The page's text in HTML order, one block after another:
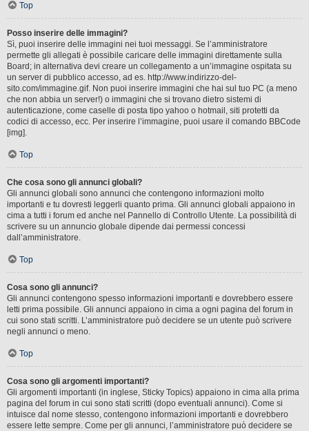
Top
Posso inserire delle immagini?
Sì, puoi inserire delle immagini nei tuoi messaggi. Se l’amministratore
permette gli allegati è possibile caricare delle immagini direttamente sulla
Board; in alternativa devi creare un collegamento a un’immagine ospitata su
un server di pubblico accesso, ad es. http://www.indirizzo-del-
sito.com/immagine.gif. Non puoi inserire immagini che hai sul tuo PC (a meno
che non abbia un server!) o immagini che si trovano dietro sistemi di
autenticazione, come caselle di posta tipo yahoo o hotmail, siti protetti da
codici di accesso, ecc. Per inserire l’immagine, puoi usare il comando BBCode
[img].
Top
Che cosa sono gli annunci globali?
Gli annunci globali sono annunci che contengono informazioni molto
importanti e tu dovresti leggerli quanto prima. Gli annunci globali appaiono in
cima a tutti i forum ed anche nel Pannello di Controllo Utente. La possibilità di
scrivere su un annuncio globale dipende dai permessi concessi
dall’amministratore.
Top
Cosa sono gli annunci?
Gli annunci contengono spesso informazioni importanti e dovrebbero essere
letti prima possibile. Gli annunci appaiono in cima a ogni pagina del forum in
cui sono stati scritti. L’amministratore può decidere se un utente può scrivere
negli annunci o meno.
Top
Cosa sono gli argomenti importanti?
Gli argomenti importanti (in inglese, Sticky Topics) appaiono in cima alla prima
pagina del forum in cui sono stati scritti (dopo eventuali annunci). Come si
intuisce dal nome stesso, contengono informazioni importanti e dovrebbero
essere lette sempre. Come per gli annunci, l’amministratore può decidere se